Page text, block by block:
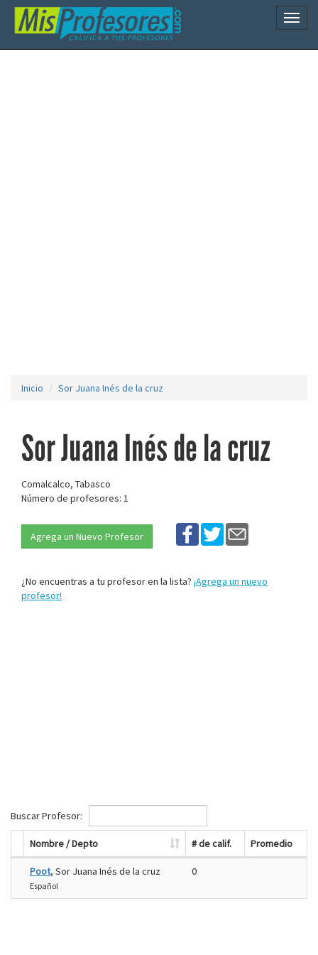
Inicio Sor Juana Inés de la cruz
Sor Juana Inés de la cruz
Comalcalco, Tabasco
Número de profesores: 1
Agrega un Nuevo Profesor
¿No encuentras a tu profesor en la lista? ¡Agrega un nuevo
profesor!
Buscar Profesor:
Nombre / Depto # de calif. Promedio
Poot, Sor Juana Inés de la cruz
Español
0